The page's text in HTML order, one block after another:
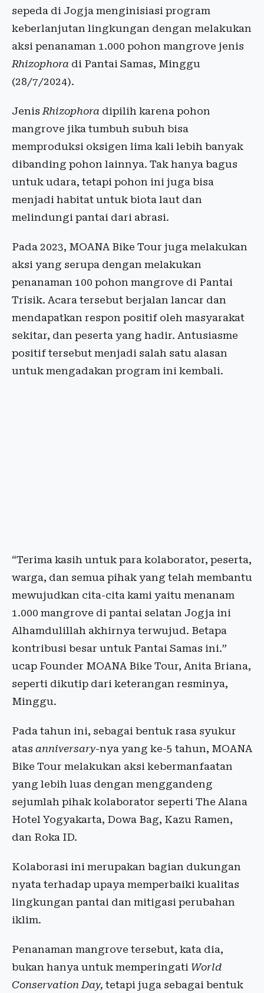
sepeda di Jogja menginisiasi program
keberlanjutan lingkungan dengan melakukan
aksi penanaman 1.000 pohon mangrove jenis
Rhizophora di Pantai Samas, Minggu
(28/7/2024).
JenisRhizophora dipilih karena pohon
mangrove jika tumbuh subuh bisa
memproduksi oksigen lima kali lebih banyak
dibanding pohon lainnya. Tak hanya bagus
untuk udara, tetapi pohon ini juga bisa
menjadi habitat untuk biota laut dan
melindungi pantai dari abrasi.
Pada 2023, MOANA Bike Tour juga melakukan
aksi yang serupa dengan melakukan
penanaman 100 pohon mangrove di Pantai
Trisik. Acara tersebut berjalan lancar dan
mendapatkan respon positif oleh masyarakat
sekitar, dan peserta yang hadir. Antusiasme
positif tersebut menjadi salah satu alasan
untuk mengadakan program ini kembali.
“Terima kasih untuk para kolaborator, peserta,
warga, dan semua pihak yang telah membantu
mewujudkan cita-cita kami yaitu menanam
1.000 mangrove di pantai selatan Jogja ini
Alhamdulillah akhirnya terwujud. Betapa
kontribusi besar untuk Pantai Samas ini.”
ucap Founder MOANA Bike Tour, Anita Briana,
seperti dikutip dari keterangan resminya,
Minggu.
Pada tahun ini, sebagai bentuk rasa syukur
atas anniversary-nya yang ke-5 tahun, MOANA
Bike Tour melakukan aksi kebermanfaatan
yang lebih luas dengan menggandeng
sejumlah pihak kolaborator seperti The Alana
Hotel Yogyakarta, Dowa Bag, Kazu Ramen,
dan Roka ID.
Kolaborasi ini merupakan bagian dukungan
nyata terhadap upaya memperbaiki kualitas
lingkungan pantai dan mitigasi perubahan
iklim.
Penanaman mangrove tersebut, kata dia,
bukan hanya untuk memperingati World
Conservation Day, tetapi juga sebagai bentuk